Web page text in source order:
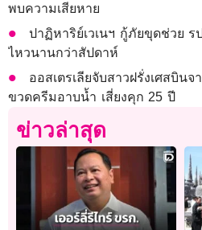
พบความเสียหาย
ปาฏิหาริย์เวเนฯ กู้ภัยขุดช่วย
ไหวนานกว่าสัปดาห์
ออสเตรเลียจับสาวฝรั่งเศสบิน
ขวดครีมอาบน้ำ เสี่ยงคุก 25 ปี
ข่าวล่าสุด